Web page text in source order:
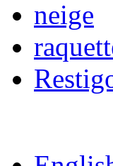
neige